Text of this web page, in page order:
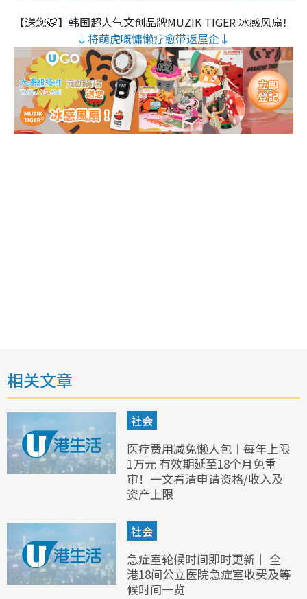
【送您🐯】韩国超人气文创品牌MUZIK TIGER 冰感风扇！
↓将萌虎嘅慵懒疗愈带返屋企↓
相关文章
社会
医疗费用减免懒人包︱每年上限
1万元 有效期延至18个月免重
审！一文看清申请资格/收入及
资产上限
社会
急症室轮候时间即时更新｜ 全
港18间公立医院急症室收费及等
候时间一览